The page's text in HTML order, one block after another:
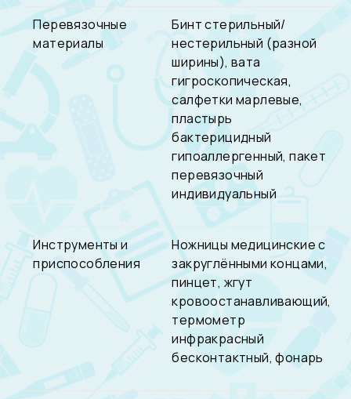
Перевязочные
материалы
Бинт стерильный/
нестерильный (разной
ширины), вата
гигроскопическая,
салфетки марлевые,
пластырь
бактерицидный
гипоаллергенный, пакет
перевязочный
индивидуальный
Инструменты и
приспособления
Ножницы медицинские с
закруглёнными концами,
пинцет, жгут
кровоостанавливающий,
термометр
инфракрасный
бесконтактный, фонарь